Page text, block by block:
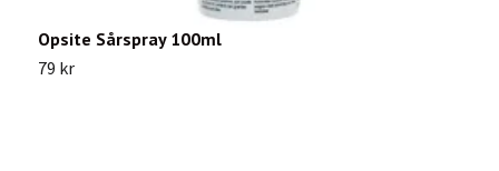
Opsite Sårspray 100ml
79 kr